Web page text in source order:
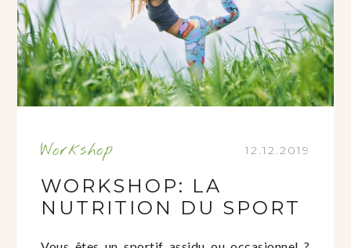
Workshop 12.12.2019
WORKSHOP: LA
NUTRITION DU SPORT